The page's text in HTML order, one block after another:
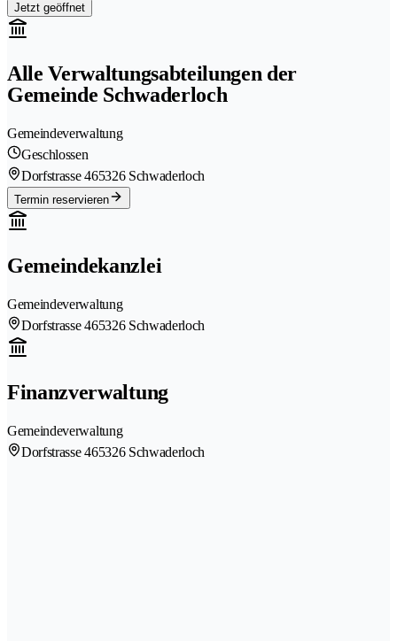
Jetzt geöffnet
Alle Verwaltungsabteilungen der
Gemeinde Schwaderloch
Gemeindeverwaltung
Geschlossen
Dorfstrasse 465326 Schwaderloch
Termin reservieren
Gemeindekanzlei
Gemeindeverwaltung
Dorfstrasse 465326 Schwaderloch
Finanzverwaltung
Gemeindeverwaltung
Dorfstrasse 465326 Schwaderloch